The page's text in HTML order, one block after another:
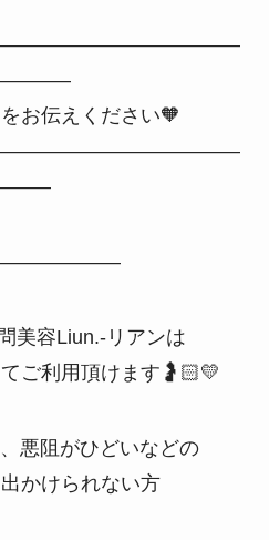
お伝えください🧡
美容Liun.-リアンは
ご利用頂けます🤰🏻💛
悪阻がひどいなどの
かけられない方